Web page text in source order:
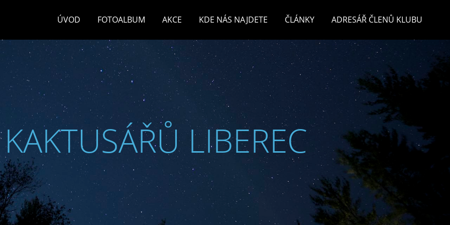
ÚVOD FOTOALBUM AKCE KDE NÁS NAJDETE ČLÁNKY ADRESÁŘ ČLENŮ KLUBU
LIBEREC